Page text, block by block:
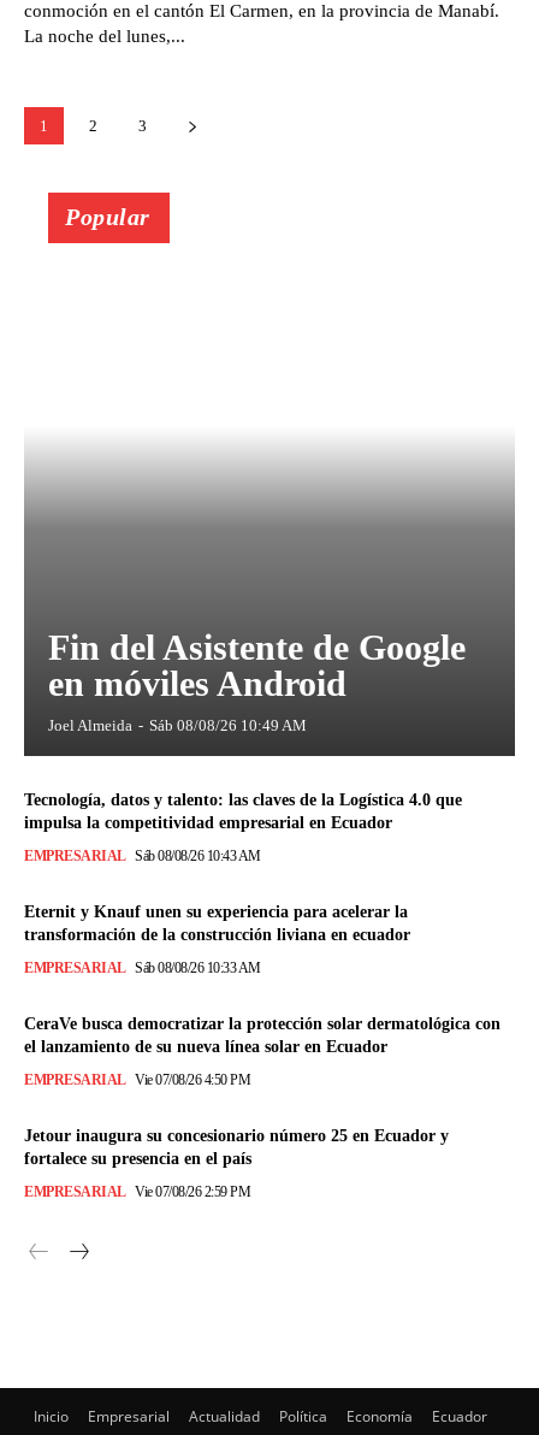
conmoción en el cantón El Carmen, en la provincia de Manabí.
La noche del lunes,...
1 2 3
Popular
Fin del Asistente de Google
en móviles Android
Joel Almeida - Sáb 08/08/26 10:49 AM
Tecnología, datos y talento: las claves de la Logística 4.0 que
impulsa la competitividad empresarial en Ecuador
EMPRESARIAL Sáb 08/08/26 10:43 AM
Eternit y Knauf unen su experiencia para acelerar la
transformación de la construcción liviana en ecuador
EMPRESARIAL Sáb 08/08/26 10:33 AM
CeraVe busca democratizar la protección solar dermatológica con
el lanzamiento de su nueva línea solar en Ecuador
EMPRESARIAL Vie 07/08/26 4:50 PM
Jetour inaugura su concesionario número 25 en Ecuador y
fortalece su presencia en el país
EMPRESARIAL Vie 07/08/26 2:59 PM
Inicio Empresarial Actualidad Política Economía
Ecuador